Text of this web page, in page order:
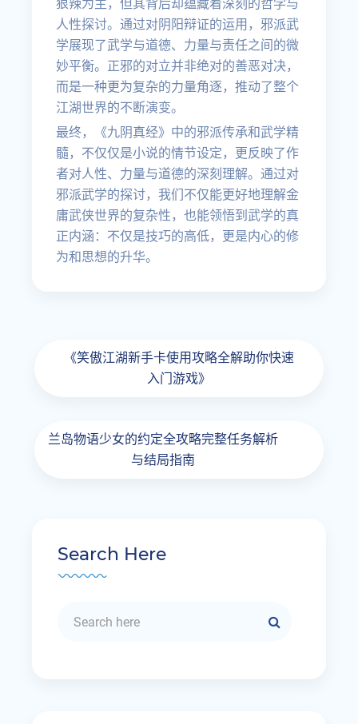
狠辣为主，但其背后却蕴藏着深刻的哲学与
人性探讨。通过对阴阳辩证的运用，邪派武
学展现了武学与道德、力量与责任之间的微
妙平衡。正邪的对立并非绝对的善恶对决，
而是一种更为复杂的力量角逐，推动了整个
江湖世界的不断演变。
最终，《九阴真经》中的邪派传承和武学精
髓，不仅仅是小说的情节设定，更反映了作
者对人性、力量与道德的深刻理解。通过对
邪派武学的探讨，我们不仅能更好地理解金
庸武侠世界的复杂性，也能领悟到武学的真
正内涵：不仅是技巧的高低，更是内心的修
为和思想的升华。
《笑傲江湖新手卡使用攻略全解助你快速
入门游戏》
兰岛物语少女的约定全攻略完整任务解析
与结局指南
Search Here